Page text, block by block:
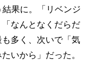
果に。「リベンジ
なんとなくだらだ
多く、次いで「気
いから」だった。